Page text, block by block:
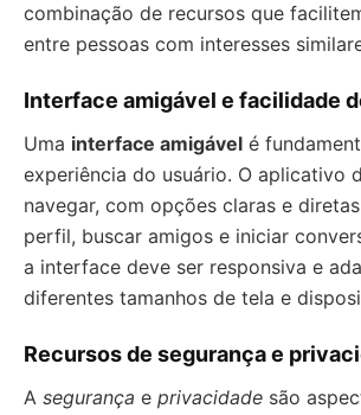
combinação de recursos que
entre pessoas com interesses
Interface amigável e facilidade
Uma interface amigável é
experiência do usuário. O aplicativo
navegar, com opções claras e
perfil, buscar amigos e iniciar
a interface deve ser responsiva e
diferentes tamanhos de tela e
Recursos de segurança e
A segurança e privacidade são